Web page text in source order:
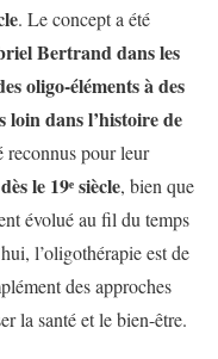
. Le concept a été
Bertrand dans les
oligo-éléments à des
dans l’histoire de
reconnus pour leur
dès le 19ᵉ siècle, bien que
évolué au fil du temps
l’oligothérapie est de
des approches
la santé et le bien-être.